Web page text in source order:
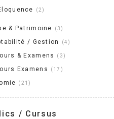
2
& Patrimoine 3
/ Gestion 4
& Examens 3
Examens 17
21
/ Cursus